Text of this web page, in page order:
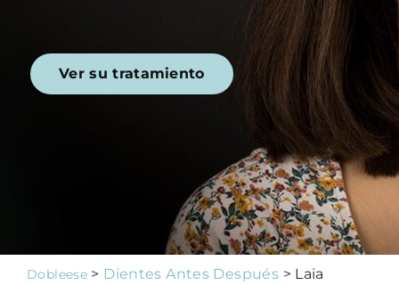
1ª Visita Gratuita
Ver su tratamiento
Dobleese > Dientes Antes Después > Laia